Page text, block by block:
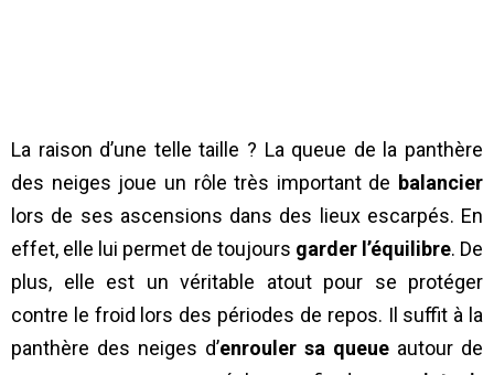
La raison d’une telle taille ? La queue de la panthère
des neiges joue un rôle très important de balancier
lors de ses ascensions dans des lieux escarpés. En
effet, elle lui permet de toujours garder l’équilibre. De
plus, elle est un véritable atout pour se protéger
contre le froid lors des périodes de repos. Il suffit à la
panthère des neiges d’enrouler sa queue autour de